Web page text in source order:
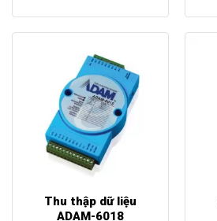
Thu thập dữ liệu
ADAM-6018